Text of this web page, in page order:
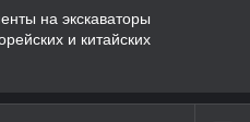
на экскаваторы
и китайских